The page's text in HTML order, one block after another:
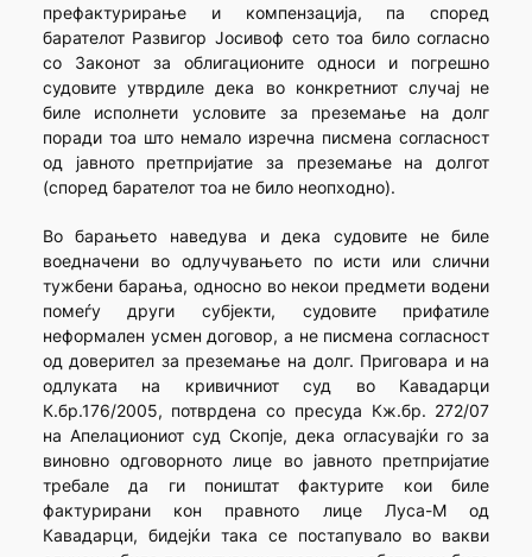
префактурирање и компензација, па според
барателот Развигор Јосивоф сето тоа било согласно
со Законот за облигационите односи и погрешно
судовите утврдиле дека во конкретниот случај не
биле исполнети условите за преземање на долг
поради тоа што немало изречна писмена согласност
од јавното претпријатие за преземање на долгот
(според барателот тоа не било неопходно).
Во барањето наведува и дека судовите не биле
воедначени во одлучувањето по исти или слични
тужбени барања, односно во некои предмети водени
помеѓу други субјекти, судовите прифатиле
неформален усмен договор, а не писмена согласност
од доверител за преземање на долг. Приговара и на
одлуката на кривичниот суд во Кавадарци
К.бр.176/2005, потврдена со пресуда Кж.бр. 272/07
на Апелациониот суд Скопје, дека огласувајќи го за
виновно одговорното лице во јавното претпријатие
требале да ги поништат фактурите кои биле
фактурирани кон правното лице Луса-М од
Кавадарци, бидејќи така се постапувало во вакви